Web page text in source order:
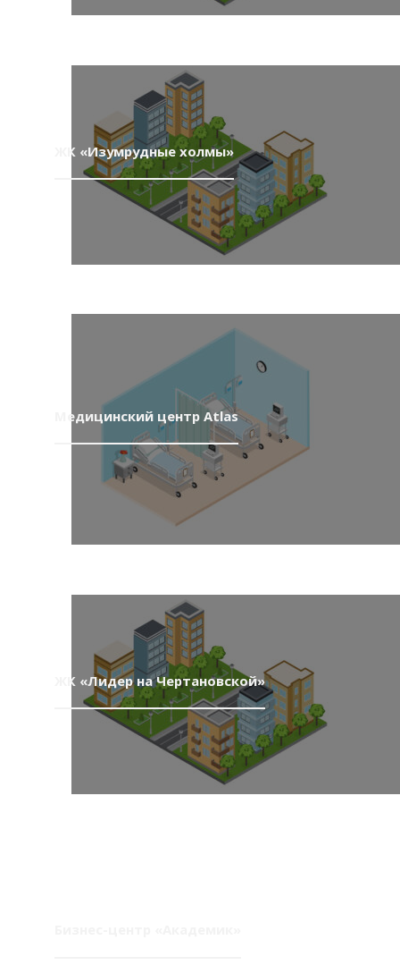
ЖК «Изумрудные холмы»
Медицинский центр Atlas
ЖК «Лидер на Чертановской»